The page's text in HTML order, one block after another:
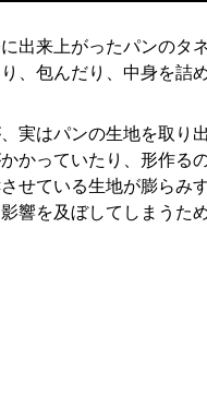
出来上がったパンのタ
、包んだり、中身を詰
実はパンの生地を取り
かっていたり、形作る
せている生地が膨らみ
響を及ぼしてしまうた